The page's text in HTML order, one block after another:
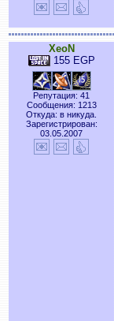
XeoN
155 EGP
Репутация: 41
Сообщения: 1213
Откуда: в никуда.
Зарегистрирован:
03.05.2007